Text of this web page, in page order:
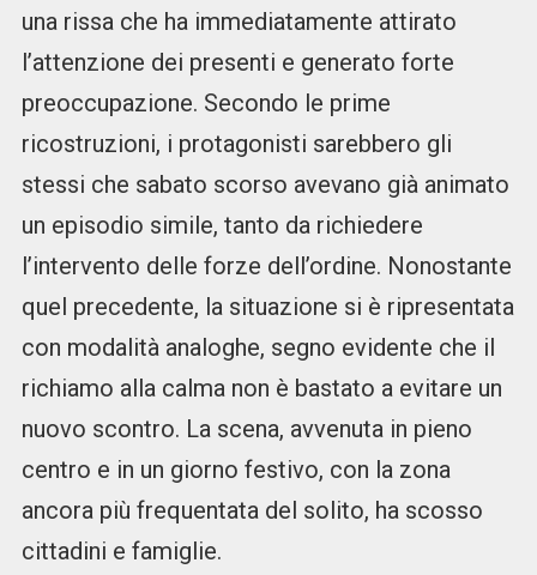
una rissa che ha immediatamente attirato
l’attenzione dei presenti e generato forte
preoccupazione. Secondo le prime
ricostruzioni, i protagonisti sarebbero gli
stessi che sabato scorso avevano già animato
un episodio simile, tanto da richiedere
l’intervento delle forze dell’ordine. Nonostante
quel precedente, la situazione si è ripresentata
con modalità analoghe, segno evidente che il
richiamo alla calma non è bastato a evitare un
nuovo scontro. La scena, avvenuta in pieno
centro e in un giorno festivo, con la zona
ancora più frequentata del solito, ha scosso
cittadini e famiglie.